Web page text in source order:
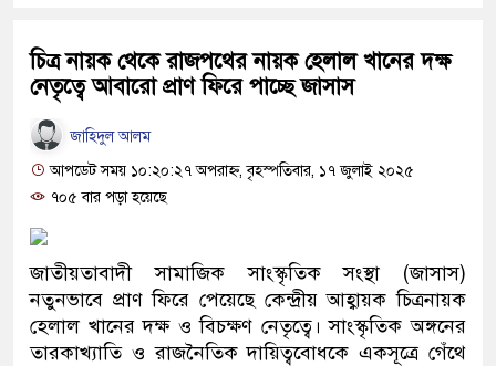
চিত্র নায়ক থেকে রাজপথের নায়ক হেলাল খানের দক্ষ
নেতৃত্বে আবারো প্রাণ ফিরে পাচ্ছে জাসাস
জাহিদুল আলম
আপডেট সময় ১০:২০:২৭ অপরাহ্ন, বৃহস্পতিবার, ১৭ জুলাই ২০২৫
৭০৫ বার পড়া হয়েছে
জাতীয়তাবাদী সামাজিক সাংস্কৃতিক সংস্থা (জাসাস)
নতুনভাবে প্রাণ ফিরে পেয়েছে কেন্দ্রীয় আহ্বায়ক চিত্রনায়ক
হেলাল খানের দক্ষ ও বিচক্ষণ নেতৃত্বে। সাংস্কৃতিক অঙ্গনের
তারকাখ্যাতি ও রাজনৈতিক দায়িত্ববোধকে একসূত্রে গেঁথে